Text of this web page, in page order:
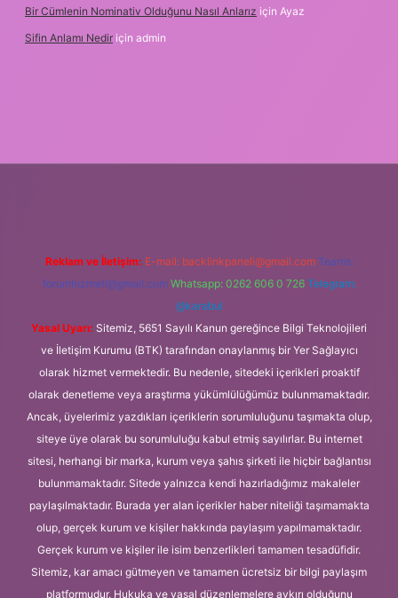
Bir Cümlenin Nominativ Olduğunu Nasıl Anlarız için Ayaz
Sifin Anlamı Nedir için admin
Reklam ve İletişim: E-mail: backlinkpaneli@gmail.com Teams:
forumhizmeti@gmail.com Whatsapp: 0262 606 0 726 Telegram:
@karabul
Yasal Uyarı: Sitemiz, 5651 Sayılı Kanun gereğince Bilgi Teknolojileri
ve İletişim Kurumu (BTK) tarafından onaylanmış bir Yer Sağlayıcı
olarak hizmet vermektedir. Bu nedenle, sitedeki içerikleri proaktif
olarak denetleme veya araştırma yükümlülüğümüz bulunmamaktadır.
Ancak, üyelerimiz yazdıkları içeriklerin sorumluluğunu taşımakta olup,
siteye üye olarak bu sorumluluğu kabul etmiş sayılırlar. Bu internet
sitesi, herhangi bir marka, kurum veya şahıs şirketi ile hiçbir bağlantısı
bulunmamaktadır. Sitede yalnızca kendi hazırladığımız makaleler
paylaşılmaktadır. Burada yer alan içerikler haber niteliği taşımamakta
olup, gerçek kurum ve kişiler hakkında paylaşım yapılmamaktadır.
Gerçek kurum ve kişiler ile isim benzerlikleri tamamen tesadüfidir.
Sitemiz, kar amacı gütmeyen ve tamamen ücretsiz bir bilgi paylaşım
platformudur. Hukuka ve yasal düzenlemelere aykırı olduğunu